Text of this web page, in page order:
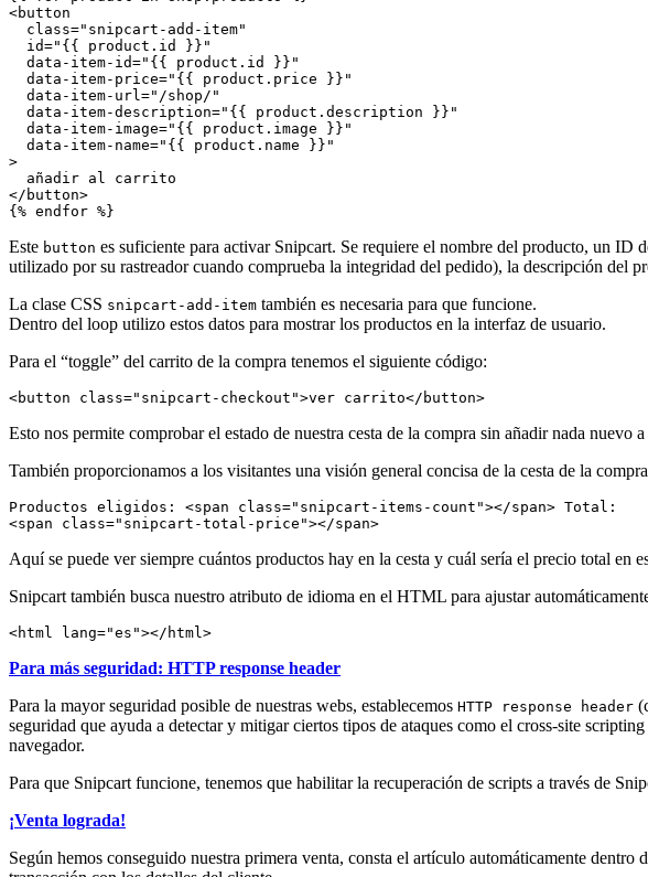
<button
class=" snipcart-add-item"
id=" {{ product.id }} "
data-item-id=" {{ product.id }} "
data-item-price=" {{ product.price }} "
data-item-url =" /shop/ "
data-item-description=" {{ product.description }} "
data-item-image=" {{ product.image }} "
data-item-name=" {{ product.name }} "
>
</ button>
{% endfor %}
Este button es suficiente para activar Snipcart. Se requiere el nombre del producto, un
utilizado por su rastreador cuando comprueba la integridad del pedido), la descripción del
La clase CSS snipcart-add-item también es necesaria para que funcione.
Dentro del loop utilizo estos datos para mostrar los productos en la interfaz de usuario.
Para el “toggle” del carrito de la compra tenemos el siguiente código:
<button class=" snipcart-checkout ">ver carrito</ button>
Esto nos permite comprobar el estado de nuestra cesta de la compra sin añadir nada nuevo a
También proporcionamos a los visitantes una visión general concisa de la cesta de la
Productos eligidos: <span class=" snipcart-items-count "></span>
<span class=" snipcart-total-price "></span>
Aquí se puede ver siempre cuántos productos hay en la cesta y cuál sería el precio total en
Snipcart también busca nuestro atributo de idioma en el HTML para ajustar
<html lang="es "></ html >
Para más seguridad: HTTP response header
Para la mayor seguridad posible de nuestras webs, establecemos HTTP response header
seguridad que ayuda a detectar y mitigar ciertos tipos de ataques como el cross-site
navegador.
Para que Snipcart funcione, tenemos que habilitar la recuperación de scripts a través de
¡Venta lograda!
Según hemos conseguido nuestra primera venta, consta el artículo automáticamente